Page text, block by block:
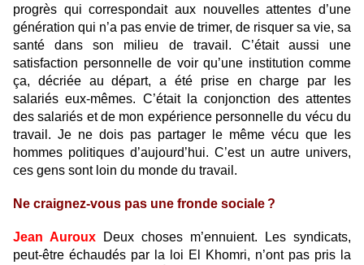
progrès qui correspondait aux nouvelles attentes d’une
génération qui n’a pas envie de trimer, de risquer sa vie, sa
santé dans son milieu de travail. C’était aussi une
satisfaction personnelle de voir qu’une institution comme
ça, décriée au départ, a été prise en charge par les
salariés eux-mêmes. C’était la conjonction des attentes
des salariés et de mon expérience personnelle du vécu du
travail. Je ne dois pas partager le même vécu que les
hommes politiques d’aujourd’hui. C’est un autre univers,
ces gens sont loin du monde du travail.
Ne craignez-vous pas une fronde sociale ?
Jean Auroux
Deux choses m’ennuient. Les syndicats,
peut-être échaudés par la loi El Khomri, n’ont pas pris la